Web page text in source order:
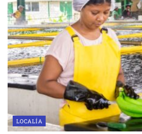
LOCALÍA